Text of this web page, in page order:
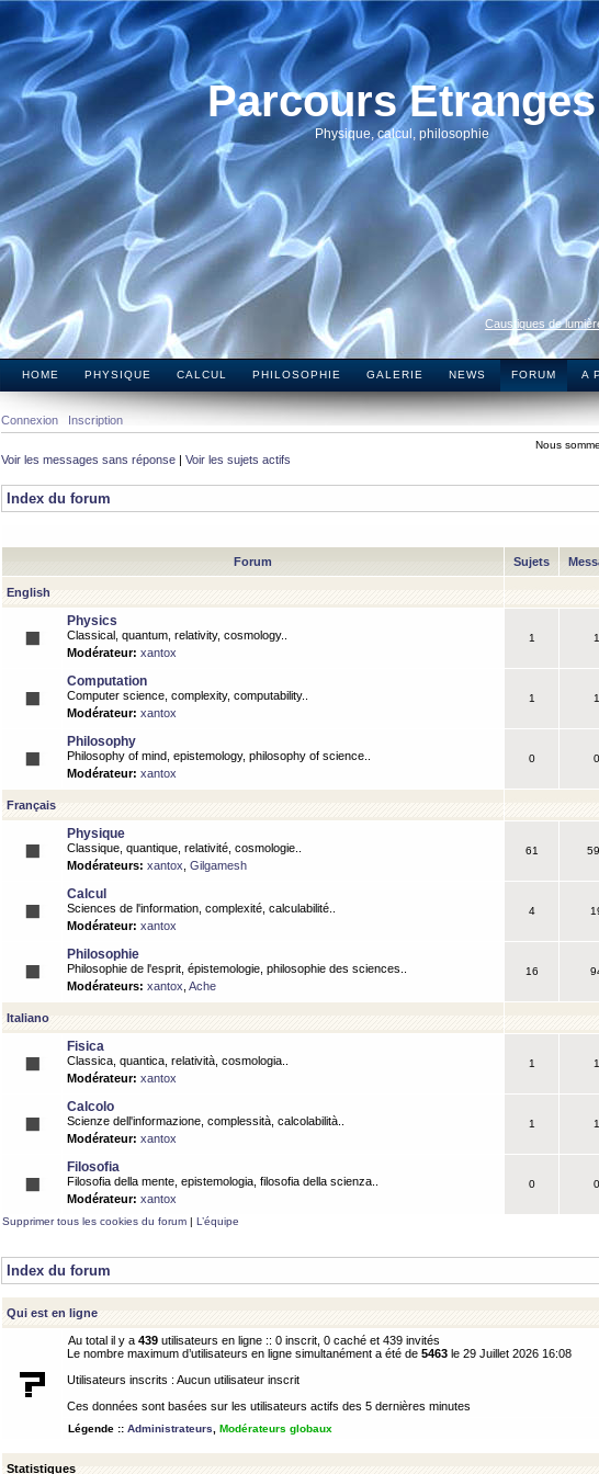
Parcours Etranges
Physique, calcul, philosophie
Caustiques de
HOME PHYSIQUE CALCUL PHILOSOPHIE GALERIE NEWS FORUM A
Connexion Inscription
Nous
Voir les messages sans réponse | Voir les sujets actifs
Index du forum
Forum Sujets
English
Physics
Classical, quantum, relativity, cosmology..
Modérateur: xantox
1 1
Computation
Computer science, complexity, computability..
Modérateur: xantox
1 1
Philosophy
Philosophy of mind, epistemology, philosophy of science..
Modérateur: xantox
0 0
Français
Physique
Classique, quantique, relativité, cosmologie..
Modérateurs: xantox Gilgamesh
61
Calcul
Sciences de l'information, complexité, calculabilité..
Modérateur: xantox
4
Philosophie
Philosophie de l'esprit, épistemologie, philosophie des sciences..
Modérateurs: xantox Ache
16
Italiano
Fisica
Classica, quantica, relatività, cosmologia..
Modérateur: xantox
1 1
Calcolo
Scienze dell'informazione, complessità, calcolabilità..
Modérateur: xantox
1 1
Filosofia
Filosofia della mente, epistemologia, filosofia della scienza..
Modérateur: xantox
0 0
Supprimer tous les cookies du forum | L’équipe
Index du forum
Qui est en ligne
Au total il y a 439 utilisateurs en ligne :: 0 inscrit, 0 caché et 439 invités
Le nombre maximum d’utilisateurs en ligne simultanément a été de 5463 le 29 Juillet 2026 16:08
Utilisateurs inscrits : Aucun utilisateur inscrit
Ces données sont basées sur les utilisateurs actifs des 5 dernières minutes
Légende :: Administrateurs Modérateurs globaux
Statistiques